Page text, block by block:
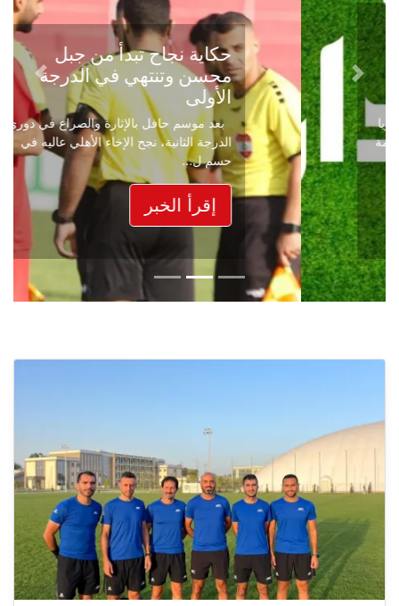
حكاية نجاح تبدأ من جبل
محسن وتنتهي في الدرجة
الأولى
بعد موسم حافل بالإثارة والصراع في دوري
الدرجة الثانية، نجح الإخاء الأهلي عاليه في
حسم ل...
إقرأ الخبر
Previous
Next